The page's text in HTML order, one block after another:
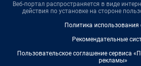
Веб-портал распространяется в виде
действия по установке на стороне
Политика использования
Рекомендательные
Пользовательское соглашение сервиса
рекламы»